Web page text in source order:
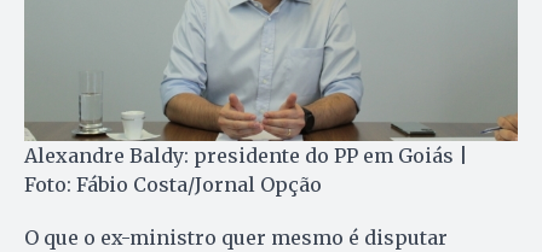
Alexandre Baldy: presidente do PP em Goiás |
Foto: Fábio Costa/Jornal Opção
O que o ex-ministro quer mesmo é disputar